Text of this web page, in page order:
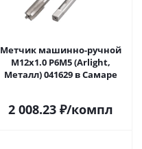
Метчик машинно-ручной
М12х1.0 Р6М5 (Arlight,
Металл) 041629 в Самаре
2 008.23₽/компл